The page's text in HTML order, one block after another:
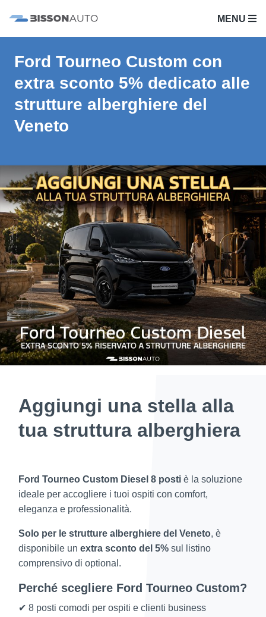
MENU
Ford Tourneo Custom con
extra sconto 5% dedicato alle
strutture alberghiere del
Veneto
Aggiungi una stella alla
tua struttura alberghiera
Ford Tourneo Custom Diesel 8 posti è la soluzione
ideale per accogliere i tuoi ospiti con comfort,
eleganza e professionalità.
Solo per le strutture alberghiere del Veneto, è
disponibile un extra sconto del 5% sul listino
comprensivo di optional.
Perché scegliere Ford Tourneo Custom?
✔ 8 posti comodi per ospiti e clienti business